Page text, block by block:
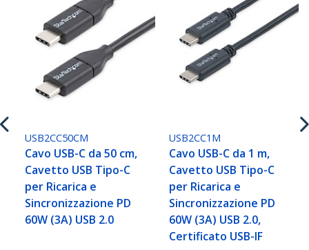
USB2CC50CM
Cavo USB-C da 50 cm,
Cavetto USB Tipo-C
per Ricarica e
Sincronizzazione PD
60W (3A) USB 2.0
USB2CC1M
Cavo USB-C da 1 m,
Cavetto USB Tipo-C
per Ricarica e
Sincronizzazione PD
60W (3A) USB 2.0,
Certificato USB-IF